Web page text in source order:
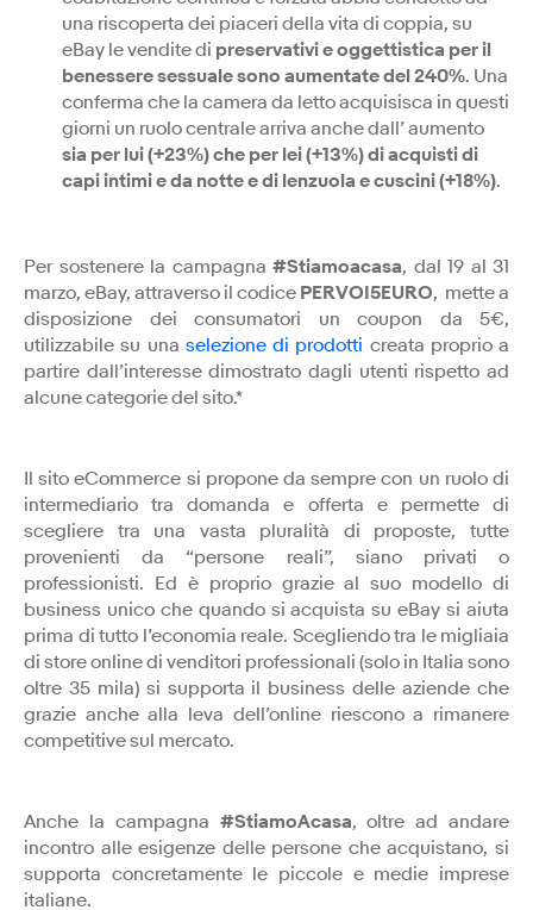
una riscoperta dei piaceri della vita di coppia, su
eBay le vendite di preservativi e oggettistica per il
benessere sessuale sono aumentate del 240%. Una
conferma che la camera da letto acquisisca in questi
giorni un ruolo centrale arriva anche dall’ aumento
sia per lui (+23%) che per lei (+13%) di acquisti di
capi intimi e da notte e di lenzuola e cuscini (+18%).
Per sostenere la campagna #Stiamoacasa, dal 19 al 31
marzo, eBay, attraverso il codice PERVOI5EURO, mette a
disposizione dei consumatori un coupon da 5€,
utilizzabile su una selezione di prodotti creata proprio a
partire dall’interesse dimostrato dagli utenti rispetto ad
alcune categorie del sito.*
Il sito eCommerce si propone da sempre con un ruolo di
intermediario tra domanda e offerta e permette di
scegliere tra una vasta pluralità di proposte, tutte
provenienti da “persone reali”, siano privati o
professionisti. Ed è proprio grazie al suo modello di
business unico che quando si acquista su eBay si aiuta
prima di tutto l’economia reale. Scegliendo tra le migliaia
di store online di venditori professionali (solo in Italia sono
oltre 35 mila) si supporta il business delle aziende che
grazie anche alla leva dell’online riescono a rimanere
competitive sul mercato.
Anche la campagna #StiamoAcasa, oltre ad andare
incontro alle esigenze delle persone che acquistano, si
supporta concretamente le piccole e medie imprese
italiane.